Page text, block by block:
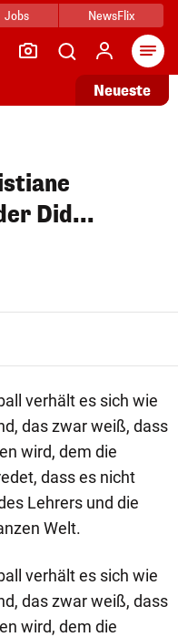
Jobs NewsFlix
Neueste
Did...
verhält es sich wie
das zwar weiß, dass
wird, dem die
dass es nicht
Lehrers und die
Welt.
verhält es sich wie
das zwar weiß, dass
wird, dem die